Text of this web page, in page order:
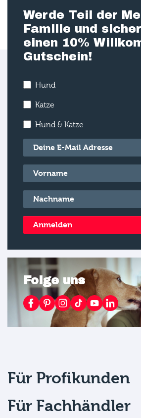
Werde Teil der
Familie und
einen 10%
Gutschein!
Hund
Katze
Hund & Katze
E-Mail*
Vorname*
Nachname*
Anmelden
Folge uns
Für Profikunden
Für Fachhändler